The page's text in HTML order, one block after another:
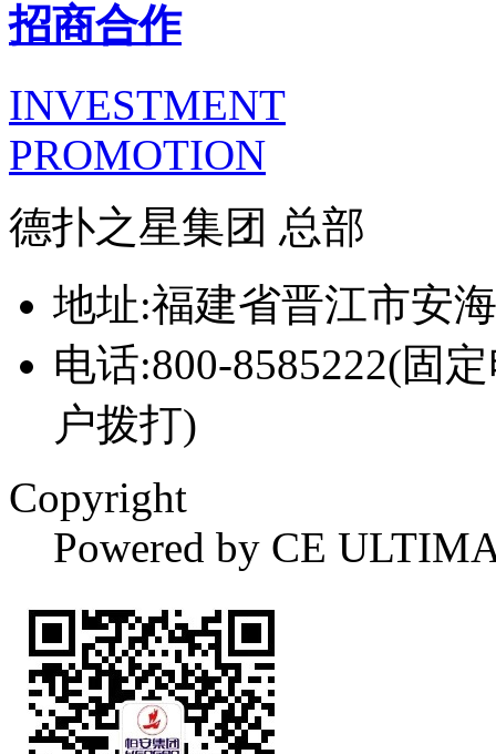
招商合作
INVESTMENT
PROMOTION
德扑之星集团 总部
地址:福建省晋江市安
电话:800-8585222(固
户拨打)
Copyright
Powered by CE